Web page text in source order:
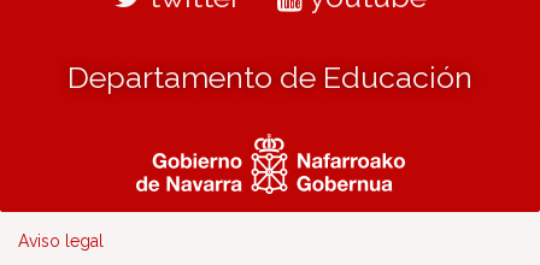
Departamento de Educación
Aviso legal